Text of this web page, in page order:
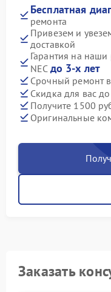
Бесплатная
ремонта
Привезем и
доставкой
Гарантия на
NEC до 3-х лет
Срочный ремонт
Скидка для вас до
Получите 1500
Оригинальные
Заказать